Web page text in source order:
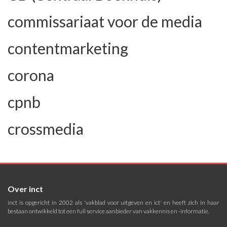
commissariaat voor de media
contentmarketing
corona
cpnb
crossmedia
Over inct
inct is opgericht in 2002 als 'vakblad voor uitgeven en ict' en heeft zich in haar
bestaan ontwikkeld tot een full service aanbieder van vakkennis en -informatie.